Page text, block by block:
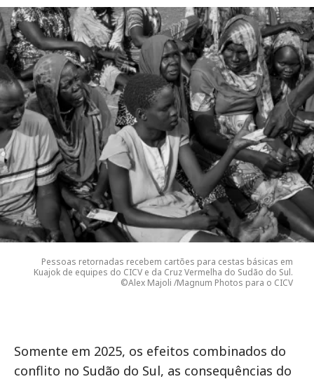
Pessoas retornadas recebem cartões para cestas básicas em
Kuajok de equipes do CICV e da Cruz Vermelha do Sudão do Sul.
©Alex Majoli /Magnum Photos para o CICV
Somente em 2025, os efeitos combinados do
conflito no Sudão do Sul, as consequências do